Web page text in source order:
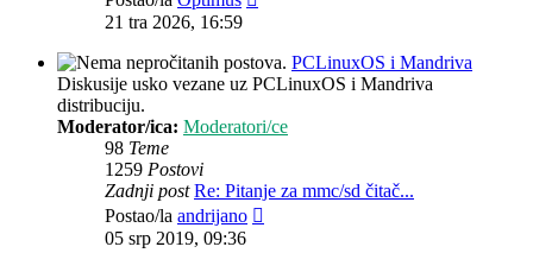
21 tra 2026, 16:59
PCLinuxOS i Mandriva
Diskusije usko vezane uz PCLinuxOS i Mandriva
distribuciju.
Moderator/ica: Moderatori/ce
98 Teme
1259 Postovi
Zadnji post Re: Pitanje za mmc/sd čitač...
Postao/la andrijano
05 srp 2019, 09:36